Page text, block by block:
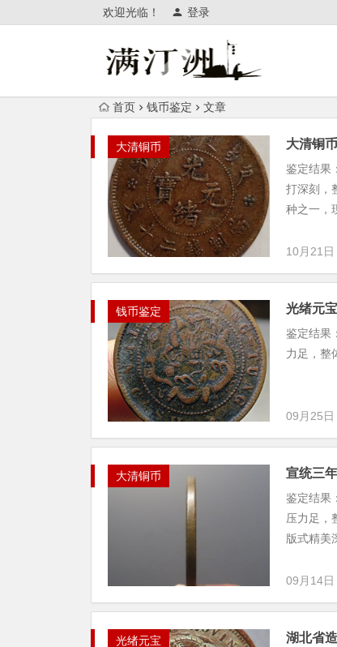
欢迎光临！ 登录
首页 钱币鉴定 文章
大清铜币 大清铜
鉴定结果
打深刻，
种之一，
10月21日
钱币鉴定 光绪元
鉴定结果
力足，整
09月25日
大清铜币 宣统三
鉴定结果
压力足，
版式精美
09月14日
光绪元宝 湖北省